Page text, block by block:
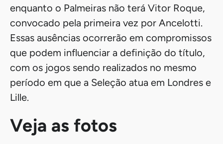
enquanto o Palmeiras não terá Vitor Roque,
convocado pela primeira vez por Ancelotti.
Essas ausências ocorrerão em compromissos
que podem influenciar a definição do título,
com os jogos sendo realizados no mesmo
período em que a Seleção atua em Londres e
Lille.
Veja as fotos